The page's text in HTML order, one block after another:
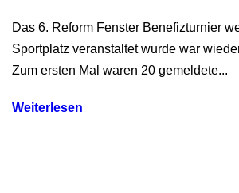
Das 6. Reform Fenster Benefizturnier
Sportplatz veranstaltet wurde war
Zum ersten Mal waren 20 gemeldete...
Weiterlesen